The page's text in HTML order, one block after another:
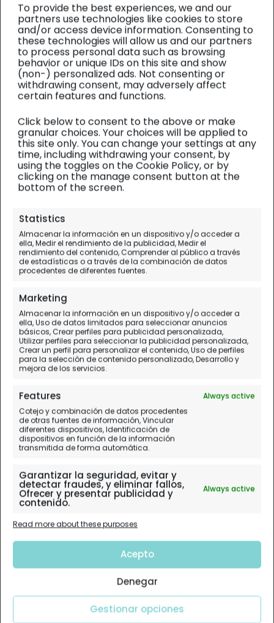
To provide the best experiences, we and our
partners use technologies like cookies to store
and/or access device information. Consenting to
these technologies will allow us and our partners
to process personal data such as browsing
behavior or unique IDs on this site and show
(non-) personalized ads. Not consenting or
withdrawing consent, may adversely affect
certain features and functions.
Click below to consent to the above or make
granular choices. Your choices will be applied to
this site only. You can change your settings at any
time, including withdrawing your consent, by
using the toggles on the Cookie Policy, or by
clicking on the manage consent button at the
bottom of the screen.
Statistics
Almacenar la información en un dispositivo y/o acceder a
ella, Medir el rendimiento de la publicidad, Medir el
rendimiento del contenido, Comprender al público a través
de estadísticas o a través de la combinación de datos
procedentes de diferentes fuentes.
Marketing
Almacenar la información en un dispositivo y/o acceder a
ella, Uso de datos limitados para seleccionar anuncios
básicos, Crear perfiles para publicidad personalizada,
Utilizar perfiles para seleccionar la publicidad personalizada,
Crear un perfil para personalizar el contenido, Uso de perfiles
para la selección de contenido personalizado, Desarrollo y
mejora de los servicios.
Features
Always active
Cotejo y combinación de datos procedentes
de otras fuentes de información, Vincular
diferentes dispositivos, Identificación de
dispositivos en función de la información
transmitida de forma automática.
Garantizar la seguridad, evitar y
detectar fraudes, y eliminar fallos,
Ofrecer y presentar publicidad y
contenido.
Always active
Read more about these purposes
Acepto
Denegar
Gestionar opciones
Cabo de Hornos y Canal
Beagle
Día 20.Paso Drake - Cabo de Hornos - Canal